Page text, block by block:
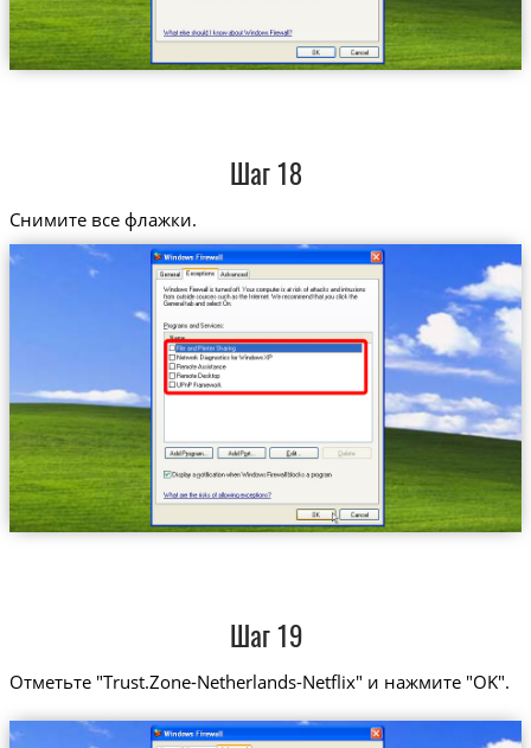
Шаг 18
Снимите все флажки.
Шаг 19
Отметьте "Trust.Zone-Netherlands-Netflix" и нажмите "OK".